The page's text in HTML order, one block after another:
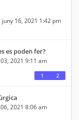
juny 16, 2021 1:42 pm
es poden fer?
2021 9:11 am
1 2
2021 8:06 am